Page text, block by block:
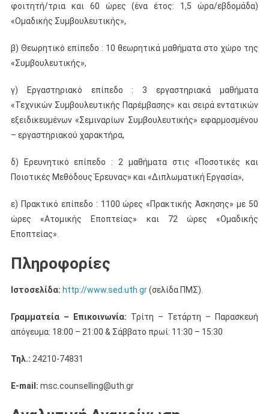
φοιτητή/τρια και 60 ώρες (ένα έτος: 1,5 ώρα/εβδομάδα)
«Ομαδικής Συμβουλευτικής»,
β) Θεωρητικό επίπεδο : 10 θεωρητικά μαθήματα στο χώρο της
«Συμβουλευτικής»,
γ) Εργαστηριακό επίπεδο : 3 εργαστηριακά μαθήματα
«Τεχνικών Συμβουλευτικής Παρέμβασης» και σειρά εντατικών
εξειδικευμένων «Σεμιναρίων Συμβουλευτικής» εφαρμοσμένου
– εργαστηριακού χαρακτήρα,
δ) Ερευνητικό επίπεδο : 2 μαθήματα στις «Ποσοτικές και
Ποιοτικές Μεθόδους Έρευνας» και «Διπλωματική Εργασία»,
ε) Πρακτικό επίπεδο : 1100 ώρες «Πρακτικής Άσκησης» με 50
ώρες «Ατομικής Εποπτείας» και 72 ώρες «Ομαδικής
Εποπτείας».
Πληροφορίες
Ιστοσελίδα: http://www.sed.uth.gr(σελίδα ΠΜΣ).
Γραμματεία – Επικοινωνία: Τρίτη – Τετάρτη – Παρασκευή
απόγευμα: 18:00 – 21:00 & Σάββατο πρωί: 11:30 – 15:30
Τηλ.: 24210-74831
E-mail: msc.counselling@uth.gr